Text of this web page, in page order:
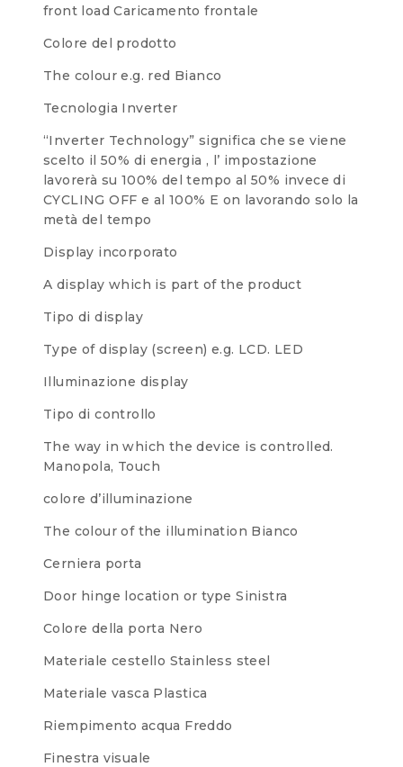
front load Caricamento frontale
Colore del prodotto
The colour e.g. red Bianco
Tecnologia Inverter
“Inverter Technology” significa che se viene
scelto il 50% di energia , l’ impostazione
lavorerà su 100% del tempo al 50% invece di
CYCLING OFF e al 100% E on lavorando solo la
metà del tempo
Display incorporato
A display which is part of the product
Tipo di display
Type of display (screen) e.g. LCD. LED
Illuminazione display
Tipo di controllo
The way in which the device is controlled.
Manopola, Touch
colore d’illuminazione
The colour of the illumination Bianco
Cerniera porta
Door hinge location or type Sinistra
Colore della porta Nero
Materiale cestello Stainless steel
Materiale vasca Plastica
Riempimento acqua Freddo
Finestra visuale